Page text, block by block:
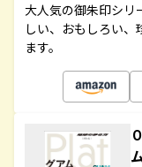
大人気の御朱印シリ
しい、おもしろい
ます。